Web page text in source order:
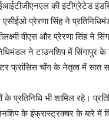
की इंटीग्रेटेड
एसीईओ प्रेरणा सिंह ने
वीएस और प्रेरणा सिंह ने
ने टाउनशिप में सिंगापुर के
फ्रांसिस चोंग के नेतृत्व में सात
प्रतिनिधि भी शामिल रहे।
के इंफ्रास्ट्रक्चर के बारे में